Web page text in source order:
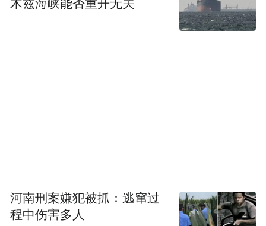
木兹海峡能否重开无关
河南刑案嫌犯被抓：逃窜过
程中伤害多人